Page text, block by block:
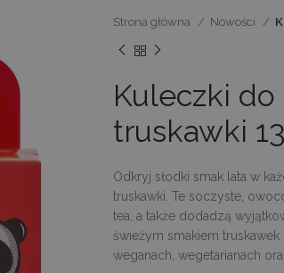
Strona główna Nowości
Kuleczki
truskawki
Odkryj słodki smak lata w
truskawki. Te soczyste,
tea, a także dodadzą
świeżym smakiem
weganach, wegetarianach